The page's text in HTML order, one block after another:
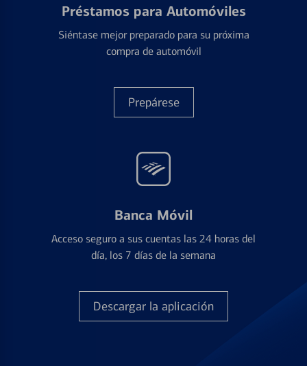
Préstamos para Automóviles
Siéntase mejor preparado para su próxima
compra de automóvil
Prepárese
Banca Móvil
Acceso seguro a sus cuentas las 24 horas del
día, los 7 días de la semana
Descargar la aplicación